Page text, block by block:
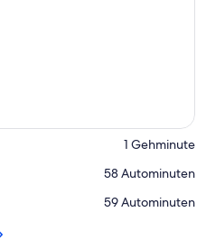
‪1 Gehminute‬
‪58 Autominuten‬
‪59 Autominuten‬